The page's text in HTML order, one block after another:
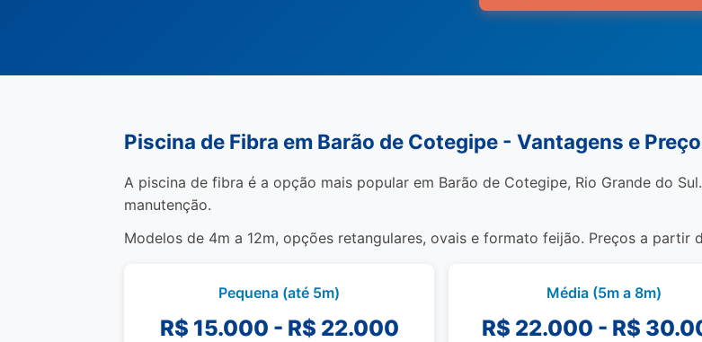
Piscina de Fibra em Barão de Cotegipe - Vantagens e
A piscina de fibra é a opção mais popular em Barão de Cotegipe, Rio Grande do
manutenção.
Modelos de 4m a 12m, opções retangulares, ovais e formato feijão. Preços a partir
Pequena (até 5m)
R$ 15.000 - R$ 22.000
Média (5m a 8m)
R$ 22.000 - R$